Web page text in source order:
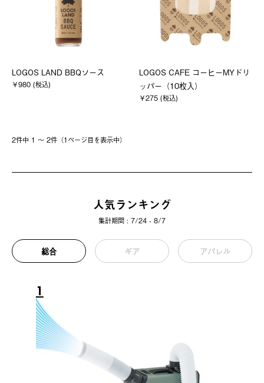
LOGOS LAND BBQソース
￥980 (税込)
LOGOS CAFE コーヒーMYドリ
ッパー（10枚入）
￥275 (税込)
2件中 1 〜 2件（1ページ⽬を表⽰中）
人気ランキング
集計期間 : 7/24 - 8/7
総合 ギア アパレル
1